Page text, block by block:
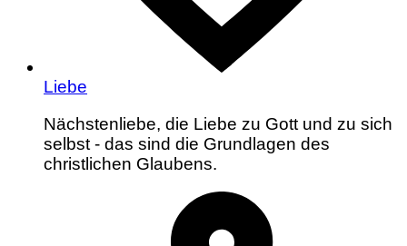
Liebe
Nächstenliebe, die Liebe zu Gott und zu sich
selbst - das sind die Grundlagen des
christlichen Glaubens.